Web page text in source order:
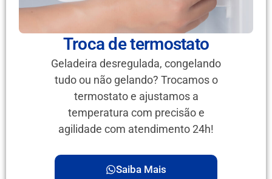
Troca de termostato
Geladeira desregulada, congelando
tudo ou não gelando? Trocamos o
termostato e ajustamos a
temperatura com precisão e
agilidade com atendimento 24h!
Saiba Mais